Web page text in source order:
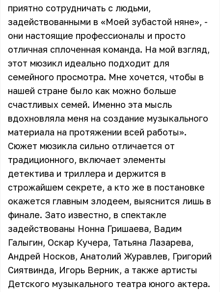
приятно сотрудничать с людьми,
задействованными в «Моей зубастой няне», -
они настоящие профессионалы и просто
отличная сплоченная команда. На мой взгляд,
этот мюзикл идеально подходит для
семейного просмотра. Мне хочется, чтобы в
нашей стране было как можно больше
счастливых семей. Именно эта мысль
вдохновляла меня на создание музыкального
материала на протяжении всей работы».
Сюжет мюзикла сильно отличается от
традиционного, включает элементы
детектива и триллера и держится в
строжайшем секрете, а кто же в постановке
окажется главным злодеем, выяснится лишь в
финале. Зато известно, в спектакле
задействованы Нонна Гришаева, Вадим
Галыгин, Оскар Кучера, Татьяна Лазарева,
Андрей Носков, Анатолий Журавлев, Григорий
Сиятвинда, Игорь Верник, а также артисты
Детского музыкального театра юного актера.